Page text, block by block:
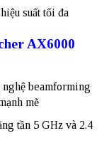
suất tối đa
AX6000
beamforming
mẽ
tần 5 GHz và 2.4